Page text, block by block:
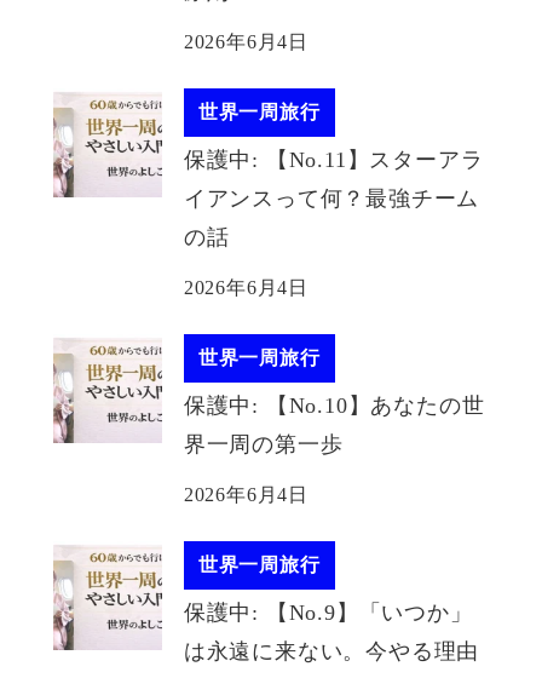
2026年6月4日
世界一周旅行
保護中: 【No.11】スターアラ
イアンスって何？最強チーム
の話
2026年6月4日
世界一周旅行
保護中: 【No.10】あなたの世
界一周の第一歩
2026年6月4日
世界一周旅行
保護中: 【No.9】「いつか」
は永遠に来ない。今やる理由